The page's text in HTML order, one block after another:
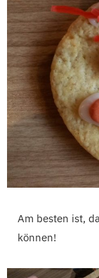
Am besten ist,
können!